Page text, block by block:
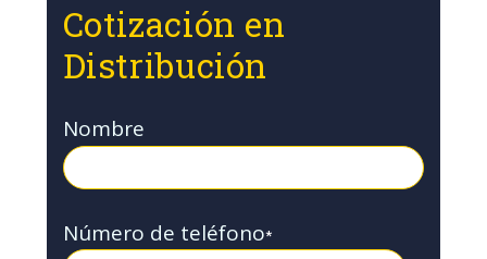
Cotización en
Distribución
Nombre
Número de teléfono*